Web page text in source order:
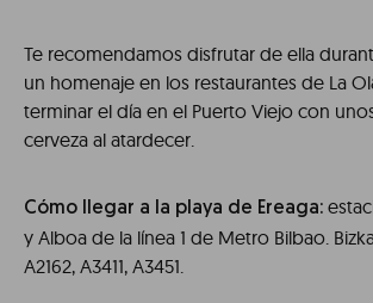
Te recomendamos disfrutar de ella
un homenaje en los restaurantes de La
terminar el día en el Puerto Viejo con
cerveza al atardecer.
Cómo llegar a la playa de Ereaga:
y Alboa de la línea 1 de Metro Bilbao.
A2162, A3411, A3451.